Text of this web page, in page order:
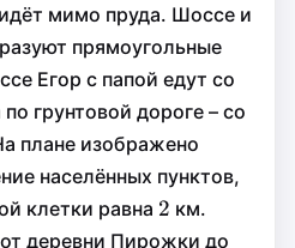
мимо пруда. Шоссе и
прямоугольные
Егор с папой едут со
грунтовой дороге – со
плане изображено
населённых пунктов,
клетки равна 2
2
2 км.
деревни Пирожки до